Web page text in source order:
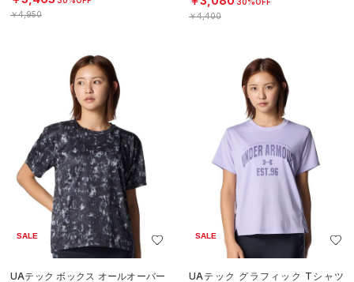
￥4,950
￥4,400
SALE
UAテック ボックス オールオーバー
SALE
UAテック グラフィック Tシャツ